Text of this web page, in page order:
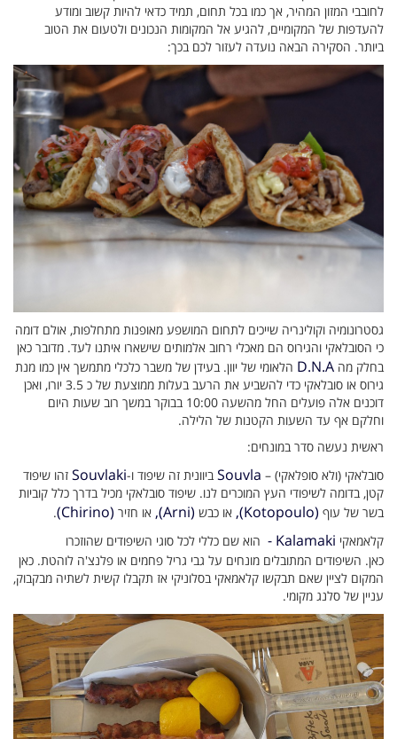
לחובבי המזון המהיר, אך כמו בכל תחום, תמיד כדאי להיות קשוב ומודע
להעדפות של המקומיים, להגיע אל המקומות הנכונים ולטעום את הטוב
ביותר. הסקירה הבאה נועדה לעזור לכם בכך:
גסטרונומיה וקולינריה שייכים לתחום המושפע מאופנות מתחלפות, אולם דומה
כי הסובלאקי והגירוס הם מאכלי רחוב אלמותים שישארו איתנו לעד. מדובר כאן
בחלק מה D.N.A הלאומי של יוון. בעידן של משבר כלכלי מתמשך אין כמו מנת
גירוס או סובלאקי כדי להשביע את הרעב בעלות ממוצעת של כ 3.5 יורו, ואכן
דוכנים אלה פועלים החל מהשעה 10:00 בבוקר במשך רוב שעות היום
וחלקם אף עד השעות הקטנות של הלילה.
ראשית נעשה סדר במונחים:
סובלאקי (ולא סופלאקי) – Souvla ביוונית זה שיפוד ו-Souvlaki זהו שיפוד
קטן, בדומה לשיפודי העץ המוכרים לנו. שיפוד סובלאקי מכיל בדרך כלל קוביות
בשר של עוף (
Kotopoulo), או כבש (
Arni), או חזיר (C
hirino)
.
קלאמאקי Kalamaki -
הוא שם כללי לכל סוגי השיפודים שהוזכרו
כאן. השיפודים המתובלים מונחים על גבי גריל פחמים או פלנצ'ה לוהטת. כאן
המקום לציין שאם תבקשו קלאמאקי בסלוניקי אז תקבלו קשית לשתיה מבקבוק,
עניין של סלנג מקומי.